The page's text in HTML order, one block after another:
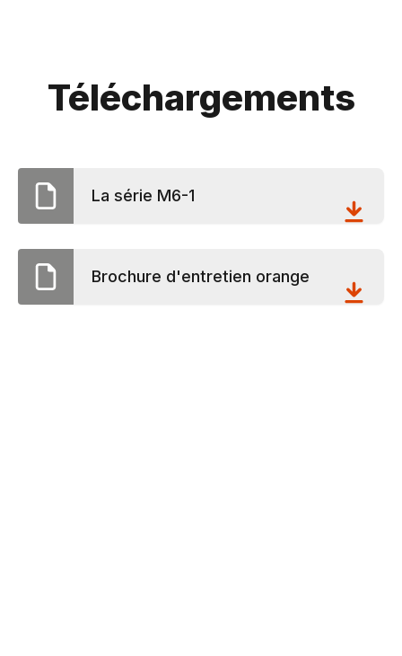
Téléchargements
La série M6-1
Brochure d'entretien orange